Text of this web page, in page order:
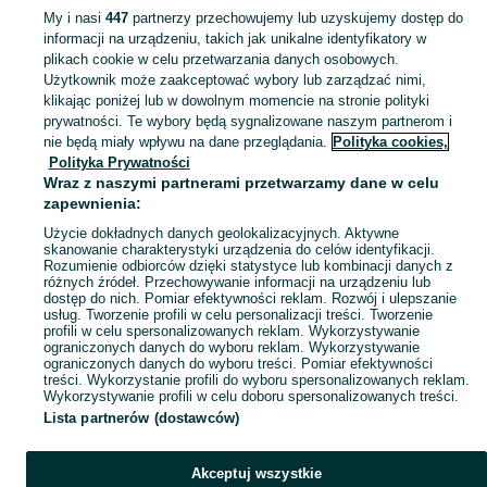
KATEGORIA
Sprzedaż płyt drogowych betonowych Chojnice ▶️ Szeroki wybór produktów ✅ Nowe i używane w atrakcyjnych cenach ✌ Sprawdź oferty i kupuj na OLX.pl! Zobacz
Mapa kategorii
Mapa miejscowości
Mapa ministron
Popularne wyszukiwania
My i nasi 447partnerzy przechowujemy lub uzyskujemy dostęp do
informacji na urządzeniu, takich jak unikalne identyfikatory w
plikach cookie w celu przetwarzania danych osobowych.
Użytkownik może zaakceptować wybory lub zarządzać nimi,
klikając poniżej lub w dowolnym momencie na stronie polityki
prywatności. Te wybory będą sygnalizowane naszym partnerom i
nie będą miały wpływu na dane przeglądania. Polityka cookies,
Polityka Prywatności
Wraz z naszymi partnerami przetwarzamy dane w celu
zapewnienia:
Użycie dokładnych danych geolokalizacyjnych. Aktywne
skanowanie charakterystyki urządzenia do celów identyfikacji.
Rozumienie odbiorców dzięki statystyce lub kombinacji danych z
różnych źródeł. Przechowywanie informacji na urządzeniu lub
dostęp do nich. Pomiar efektywności reklam. Rozwój i ulepszanie
usług. Tworzenie profili w celu personalizacji treści. Tworzenie
profili w celu spersonalizowanych reklam. Wykorzystywanie
ograniczonych danych do wyboru reklam. Wykorzystywanie
ograniczonych danych do wyboru treści. Pomiar efektywności
treści. Wykorzystanie profili do wyboru spersonalizowanych reklam.
Wykorzystywanie profili w celu doboru spersonalizowanych treści.
Lista partnerów (dostawców)
Akceptuj wszystkie